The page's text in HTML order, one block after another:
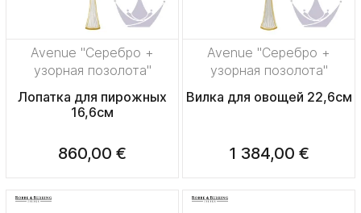
Avenue "Серебро +
узорная позолота"
Лопатка для пирожных
16,6см
860,00 €
Avenue "Серебро +
узорная позолота"
Вилка для овощей 22,6см
1 384,00 €